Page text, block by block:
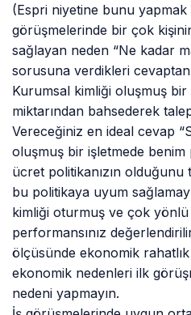
(Espri niyetine bunu yapmak
görüşmelerinde bir çok kişinin
sağlayan neden “Ne kadar
sorusuna verdikleri cevaptan
Kurumsal kimliği oluşmuş
miktarından bahsederek
Vereceğiniz en ideal cevap
oluşmuş bir işletmede
ücret politikanızın
bu politikaya uyum
kimliği oturmuş ve çok yönlü
performansınız
ölçüsünde ekonomik
ekonomik nedenleri ilk
nedeni yapmayın.